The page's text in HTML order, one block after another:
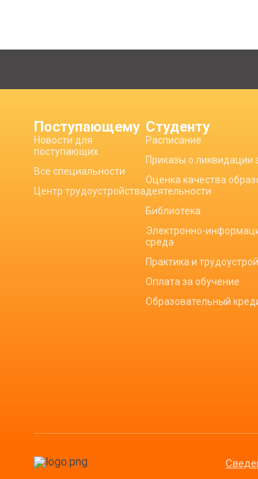
Поступающему
Новости для
поступающих
Все специальности
Центр трудоустройства
Студенту
Расписание
Приказы о ликвидации
Оценка качества
деятельности
Библиотека
Электронно-
среда
Практика и
Оплата за обучение
Образовательный